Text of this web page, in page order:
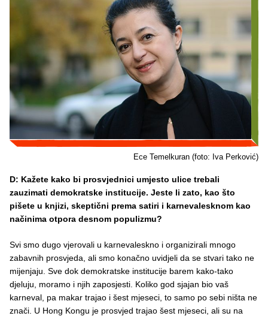
Ece Temelkuran (foto: Iva Perković)
D: Kažete kako bi prosvjednici umjesto ulice trebali
zauzimati demokratske institucije. Jeste li zato, kao što
pišete u knjizi, skeptični prema satiri i karnevalesknom kao
načinima otpora desnom populizmu?
Svi smo dugo vjerovali u karnevaleskno i organizirali mnogo
zabavnih prosvjeda, ali smo konačno uvidjeli da se stvari tako ne
mijenjaju. Sve dok demokratske institucije barem kako-tako
djeluju, moramo i njih zaposjesti. Koliko god sjajan bio vaš
karneval, pa makar trajao i šest mjeseci, to samo po sebi ništa ne
znači. U Hong Kongu je prosvjed trajao šest mjeseci, ali su na